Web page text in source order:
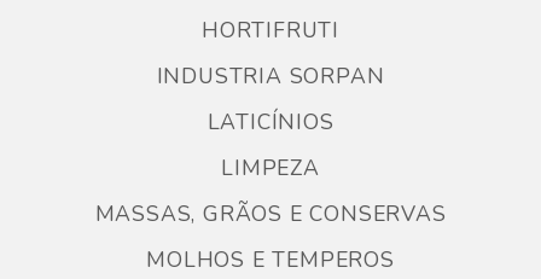
HORTIFRUTI
INDUSTRIA SORPAN
LATICÍNIOS
LIMPEZA
MASSAS, GRÃOS E CONSERVAS
MOLHOS E TEMPEROS